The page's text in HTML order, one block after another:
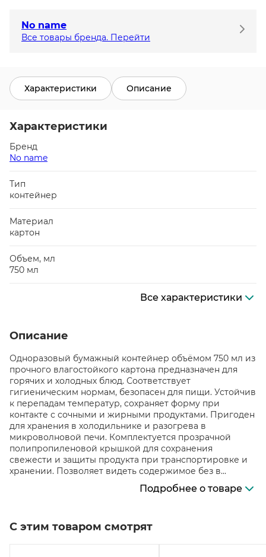
No name
Все товары бренда. Перейти
Характеристики Описание
Характеристики
Бренд
No name
Тип
контейнер
Материал
картон
Объем, мл
750 мл
Все характеристики
Описание
Одноразовый бумажный контейнер объёмом 750 мл из
прочного влагостойкого картона предназначен для
горячих и холодных блюд. Соответствует
гигиеническим нормам, безопасен для пищи. Устойчив
к перепадам температур, сохраняет форму при
контакте с сочными и жирными продуктами. Пригоден
для хранения в холодильнике и разогрева в
микроволновой печи. Комплектуется прозрачной
полипропиленовой крышкой для сохранения
свежести и защиты продукта при транспортировке и
хранении. Позволяет видеть содержимое без в...
Подробнее о товаре
С этим товаром смотрят